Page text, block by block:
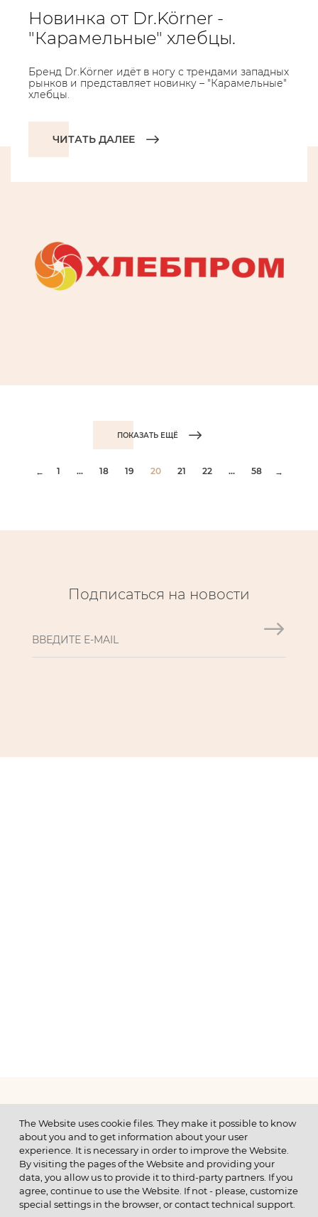
Новинка от Dr.Körner -
"Карамельные" хлебцы.
Бренд Dr.Körner идёт в ногу с трендами западных
рынков и представляет новинку – "Карамельные"
хлебцы.
ЧИТАТЬ ДАЛЕЕ
ПОКАЗАТЬ ЕЩЁ
← 1 ... 18 19 20 21 22 ... 58 →
Подписаться на новости
МЕНЮ
© 2026 ОАО
ПОЗВОНИТЕ НАМ
The Website uses cookie files. They make it possible to know
about you and to get information about your user
experience. It is necessary in order to improve the Website.
By visiting the pages of the Website and providing your
data, you allow us to provide it to third-party partners. If you
agree, continue to use the Website. If not - please, customize
special settings in the browser, or contact technical support.